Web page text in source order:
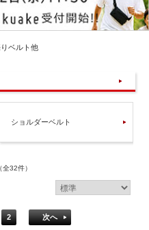
ベルト他
ショルダーベルト
（全32件）
2 次へ